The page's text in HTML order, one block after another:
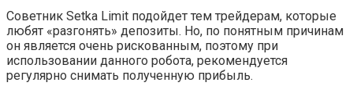
Советник Setka Limit подойдет тем трейдерам, которые
любят «разгонять» депозиты. Но, по понятным причинам
он является очень рискованным, поэтому при
использовании данного робота, рекомендуется
регулярно снимать полученную прибыль.